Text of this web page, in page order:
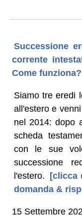
Successione
corrente
Come funziona?
Siamo tre eredi
all'estero e
nel 2014: dopo
scheda
con le sue
successione
l'estero. [clicca
domanda &
15 Settembre